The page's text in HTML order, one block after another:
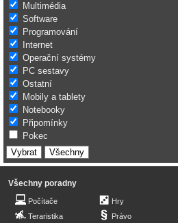
Multimédia
Software
Programování
Internet
Operační systémy
PC sestavy
Ostatní
Mobily a tablety
Notebooky
Připomínky
Pokec
Všechny poradny
Počítače
Teraristika
Hry
Právo